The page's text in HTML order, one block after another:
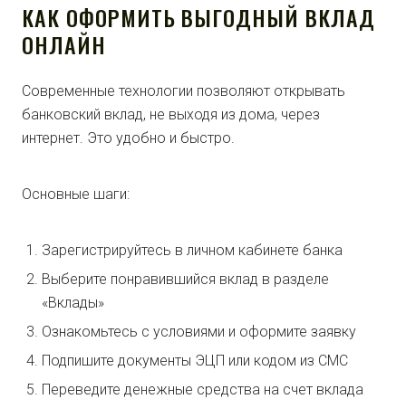
КАК ОФОРМИТЬ ВЫГОДНЫЙ ВКЛАД
ОНЛАЙН
Современные технологии позволяют открывать
банковский вклад, не выходя из дома, через
интернет. Это удобно и быстро.
Основные шаги:
Зарегистрируйтесь в личном кабинете банка
Выберите понравившийся вклад в разделе
«Вклады»
Ознакомьтесь с условиями и оформите заявку
Подпишите документы ЭЦП или кодом из СМС
Переведите денежные средства на счет вклада